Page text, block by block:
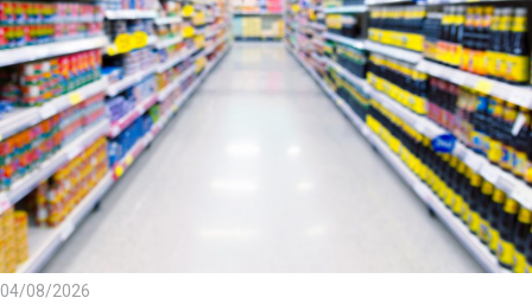
04/08/2026